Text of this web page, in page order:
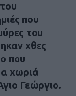
που
του
χθες
που
χωριά
Γεώργιο.